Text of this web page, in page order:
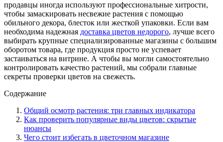
продавцы иногда используют профессиональные хитрости,
чтобы замаскировать несвежие растения с помощью
обильного декора, блесток или жесткой упаковки. Если вам
необходима надежная доставка цветов недорого, лучше всего
выбирать крупные специализированные магазины с большим
оборотом товара, где продукция просто не успевает
застаиваться на витрине. А чтобы вы могли самостоятельно
контролировать качество растений, мы собрали главные
секреты проверки цветов на свежесть.
Содержание
Общий осмотр растения: три главных индикатора
Как проверить популярные виды цветов: скрытые
нюансы
Чего стоит избегать в цветочном магазине